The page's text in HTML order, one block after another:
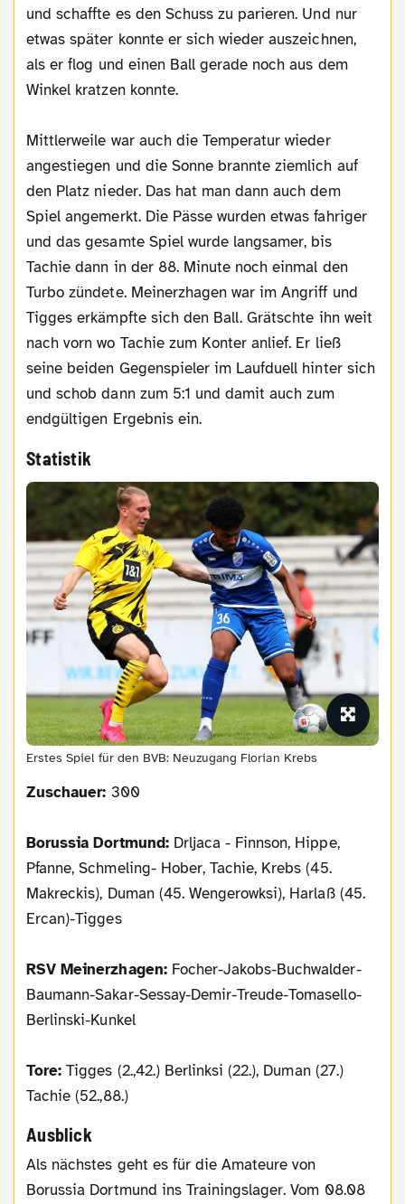
und schaffte es den Schuss zu parieren. Und nur
etwas später konnte er sich wieder auszeichnen,
als er flog und einen Ball gerade noch aus dem
Winkel kratzen konnte.
Mittlerweile war auch die Temperatur wieder
angestiegen und die Sonne brannte ziemlich auf
den Platz nieder. Das hat man dann auch dem
Spiel angemerkt. Die Pässe wurden etwas fahriger
und das gesamte Spiel wurde langsamer, bis
Tachie dann in der 88. Minute noch einmal den
Turbo zündete. Meinerzhagen war im Angriff und
Tigges erkämpfte sich den Ball. Grätschte ihn weit
nach vorn wo Tachie zum Konter anlief. Er ließ
seine beiden Gegenspieler im Laufduell hinter sich
und schob dann zum 5:1 und damit auch zum
endgültigen Ergebnis ein.
Statistik
Erstes Spiel für den BVB: Neuzugang Florian Krebs
Zuschauer: 300
Borussia Dortmund:Drljaca - Finnson, Hippe,
Pfanne, Schmeling- Hober, Tachie, Krebs (45.
Makreckis), Duman (45. Wengerowksi), Harlaß (45.
Ercan)-Tigges
RSV Meinerzhagen: Focher-Jakobs-Buchwalder-
Baumann-Sakar-Sessay-Demir-Treude-Tomasello-
Berlinski-Kunkel
Tore: Tigges (2.,42.) Berlinksi (22.), Duman (27.)
Tachie (52.,88.)
Ausblick
Als nächstes geht es für die Amateure von
Borussia Dortmund ins Trainingslager. Vom 08.08